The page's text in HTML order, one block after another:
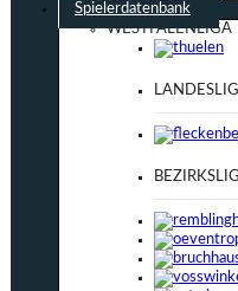
Spielerdatenbank
WESTFALENLIGA